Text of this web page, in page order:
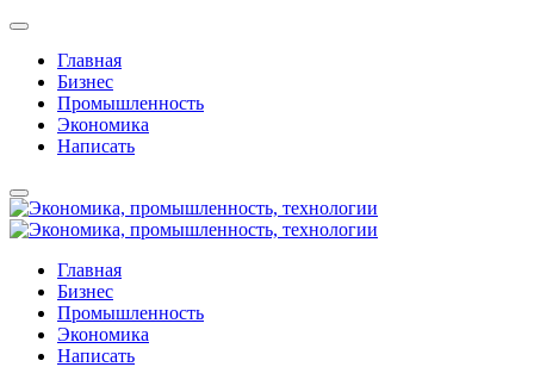
Главная
Бизнес
Промышленность
Экономика
Написать
Главная
Бизнес
Промышленность
Экономика
Написать